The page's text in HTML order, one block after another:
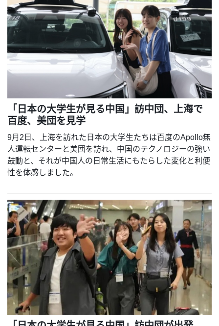
「日本の大学生が見る中国」訪中団、上海で
百度、美団を見学
9月2日、上海を訪れた日本の大学生たちは百度のApollo無
人運転センターと美団を訪れ、中国のテクノロジーの強い
鼓動と、それが中国人の日常生活にもたらした変化と利便
性を体感しました。